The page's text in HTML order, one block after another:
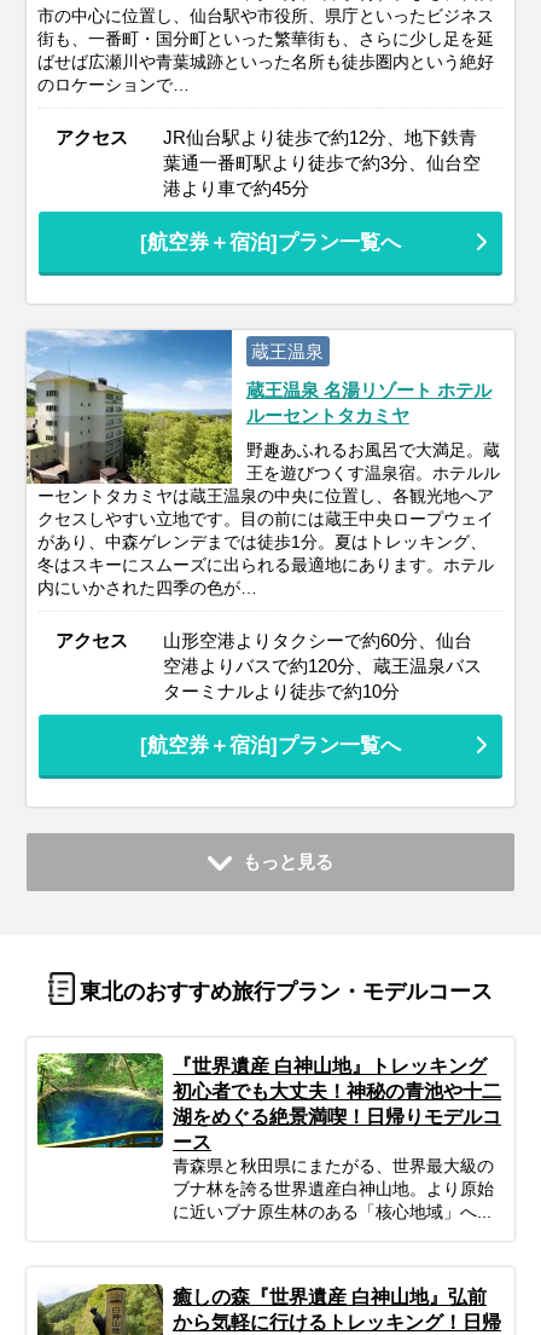
市の中心に位置し、仙台駅や市役所、県庁といったビジネス
街も、一番町・国分町といった繁華街も、さらに少し足を延
ばせば広瀬川や青葉城跡といった名所も徒歩圏内という絶好
のロケーションで…
アクセス
JR仙台駅より徒歩で約12分、地下鉄青
葉通一番町駅より徒歩で約3分、仙台空
港より車で約45分
[航空券＋宿泊]プラン一覧へ
蔵王温泉
蔵王温泉 名湯リゾート ホテル
ルーセントタカミヤ
野趣あふれるお風呂で大満足。蔵
王を遊びつくす温泉宿。ホテルル
ーセントタカミヤは蔵王温泉の中央に位置し、各観光地へア
クセスしやすい立地です。目の前には蔵王中央ロープウェイ
があり、中森ゲレンデまでは徒歩1分。夏はトレッキング、
冬はスキーにスムーズに出られる最適地にあります。ホテル
内にいかされた四季の色が…
アクセス
山形空港よりタクシーで約60分、仙台
空港よりバスで約120分、蔵王温泉バス
ターミナルより徒歩で約10分
[航空券＋宿泊]プラン一覧へ
もっと見る
東北のおすすめ旅行プラン・モデルコース
『世界遺産 白神山地』トレッキング
初心者でも大丈夫！神秘の青池や十二
湖をめぐる絶景満喫！日帰りモデルコ
ース
青森県と秋田県にまたがる、世界最大級の
ブナ林を誇る世界遺産白神山地。より原始
に近いブナ原生林のある「核心地域」へ...
癒しの森『世界遺産 白神山地』弘前
から気軽に行けるトレッキング！日帰